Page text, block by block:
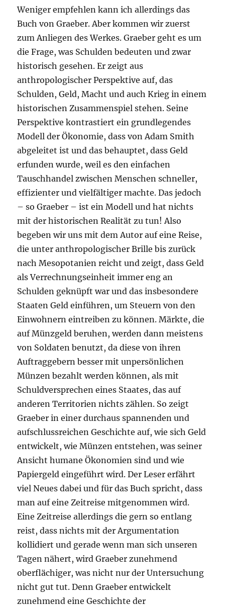
Weniger empfehlen kann ich allerdings das
Buch von Graeber. Aber kommen wir zuerst
zum Anliegen des Werkes. Graeber geht es um
die Frage, was Schulden bedeuten und zwar
historisch gesehen. Er zeigt aus
anthropologischer Perspektive auf, das
Schulden, Geld, Macht und auch Krieg in einem
historischen Zusammenspiel stehen. Seine
Perspektive kontrastiert ein grundlegendes
Modell der Ökonomie, dass von Adam Smith
abgeleitet ist und das behauptet, dass Geld
erfunden wurde, weil es den einfachen
Tauschhandel zwischen Menschen schneller,
effizienter und vielfältiger machte. Das jedoch
– so Graeber – ist ein Modell und hat nichts
mit der historischen Realität zu tun! Also
begeben wir uns mit dem Autor auf eine Reise,
die unter anthropologischer Brille bis zurück
nach Mesopotanien reicht und zeigt, dass Geld
als Verrechnungseinheit immer eng an
Schulden geknüpft war und das insbesondere
Staaten Geld einführen, um Steuern von den
Einwohnern eintreiben zu können. Märkte, die
auf Münzgeld beruhen, werden dann meistens
von Soldaten benutzt, da diese von ihren
Auftraggebern besser mit unpersönlichen
Münzen bezahlt werden können, als mit
Schuldversprechen eines Staates, das auf
anderen Territorien nichts zählen. So zeigt
Graeber in einer durchaus spannenden und
aufschlussreichen Geschichte auf, wie sich Geld
entwickelt, wie Münzen entstehen, was seiner
Ansicht humane Ökonomien sind und wie
Papiergeld eingeführt wird. Der Leser erfährt
viel Neues dabei und für das Buch spricht, dass
man auf eine Zeitreise mitgenommen wird.
Eine Zeitreise allerdings die gern so entlang
reist, dass nichts mit der Argumentation
kollidiert und gerade wenn man sich unseren
Tagen nähert, wird Graeber zunehmend
oberflächiger, was nicht nur der Untersuchung
nicht gut tut. Denn Graeber entwickelt
zunehmend eine Geschichte der